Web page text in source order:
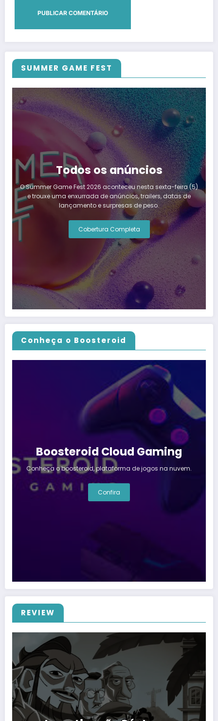
SUMMER GAME FEST
Todos os anúncios
O Summer Game Fest 2026 aconteceu nesta sexta-feira (5)
e trouxe uma enxurrada de anúncios, trailers, datas de
lançamento e surpresas de peso.
Cobertura Completa
Conheça o Boosteroid
Boosteroid Cloud Gaming
Conheça o boosteroid, plataforma de jogos na nuvem.
Confira
REVIEW